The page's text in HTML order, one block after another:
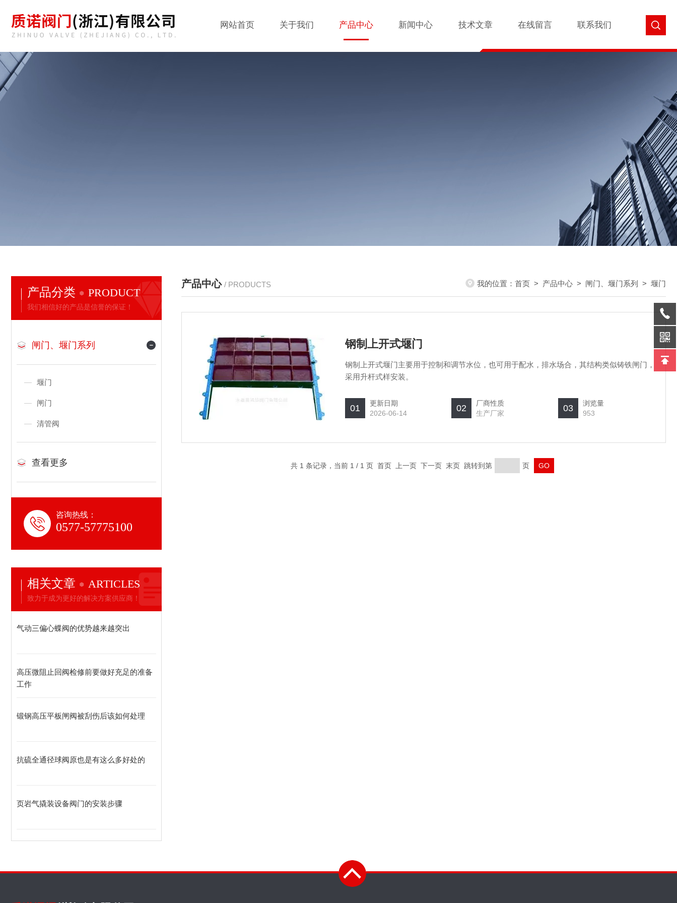
网站首页 关于我们 产品中心 新闻中心 技术文章 在线留言 联系我们
产品分类 PRODUCT
我们相信好的产品是信誉的保证！
闸门、堰门系列
堰门
闸门
清管阀
查看更多
咨询热线：
0577-57775100
相关文章 ARTICLES
致力于成为更好的解决方案供应商！
气动三偏心蝶阀的优势越来越突出
高压微阻止回阀检修前要做好充足的准备
工作
锻钢高压平板闸阀被刮伤后该如何处理
抗硫全通径球阀原也是有这么多好处的
页岩气撬装设备阀门的安装步骤
产品中心 / PRODUCTS 我的位置： 首页 > 产品中心 > 闸门、堰门系列 > 堰门
钢制上开式堰门
钢制上开式堰门主要用于控制和调节水位，也可用于配水，排水场合，其结构类似铸铁闸门，
采用升杆式样安装。
01
更新日期
2026-06-14
02
厂商性质
生产厂家
03
浏览量
953
共 1 条记录，当前 1 / 1 页 首页 上一页 下一页 末页 跳转到第 页